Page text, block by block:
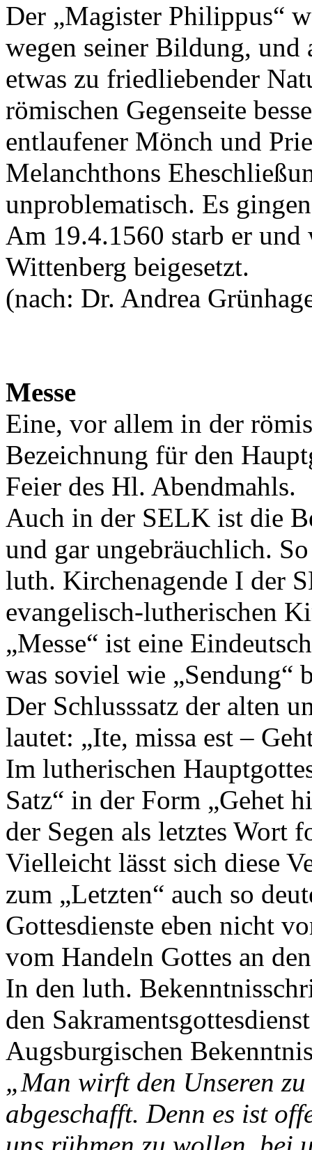
Der „Magister Philippus“
wegen seiner Bildung,
etwas zu friedliebender
römischen Gegenseite
entlaufener Mönch und
Melanchthons
unproblematisch. Es
Am 19.4.1560 starb er
Wittenberg beigesetzt.
(nach: Dr. Andrea
Messe
Eine, vor allem in der
Bezeichnung für den
Feier des Hl. Abendmahls.
Auch in der SELK ist die
und gar ungebräuchlich.
luth. Kirchenagende I der
evangelisch-lutherischen
„Messe“ ist eine
was soviel wie „Sendung“
Der Schlusssatz der alten
lautet: „Ite, missa est –
Im lutherischen
Satz“ in der Form „Gehet
der Segen als letztes Wort
Vielleicht lässt sich diese
zum „Letzten“ auch so
Gottesdienste eben nicht
vom Handeln Gottes an
In den luth.
den
Augsburgischen
„Man wirft den Unseren
abgeschafft. Denn es ist